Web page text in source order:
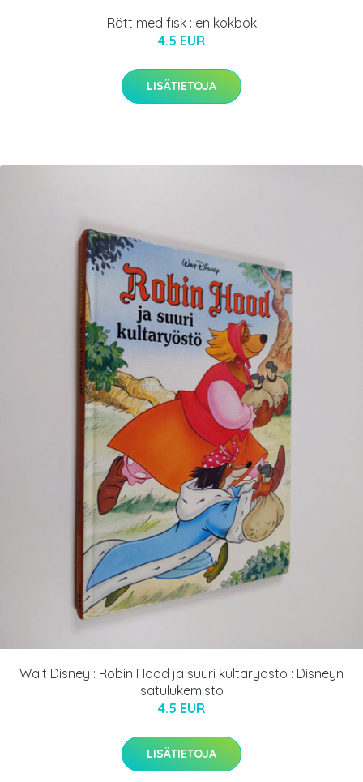
Rätt med fisk : en kokbok
4.5 EUR
LISÄTIETOJA
Walt Disney : Robin Hood ja suuri kultaryöstö : Disneyn
satulukemisto
4.5 EUR
LISÄTIETOJA